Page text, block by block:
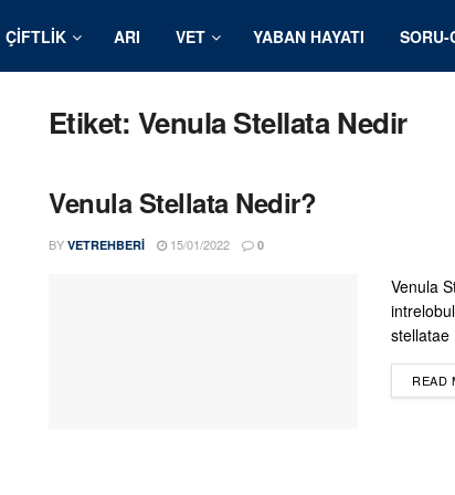
ÇIFTLIK ARI VET YABAN HAYATI SORU-
Etiket: Venula Stellata Nedir
Venula Stellata Nedir?
BY VETREHBERI 15/01/2022 0
Venula
stellatae
READ